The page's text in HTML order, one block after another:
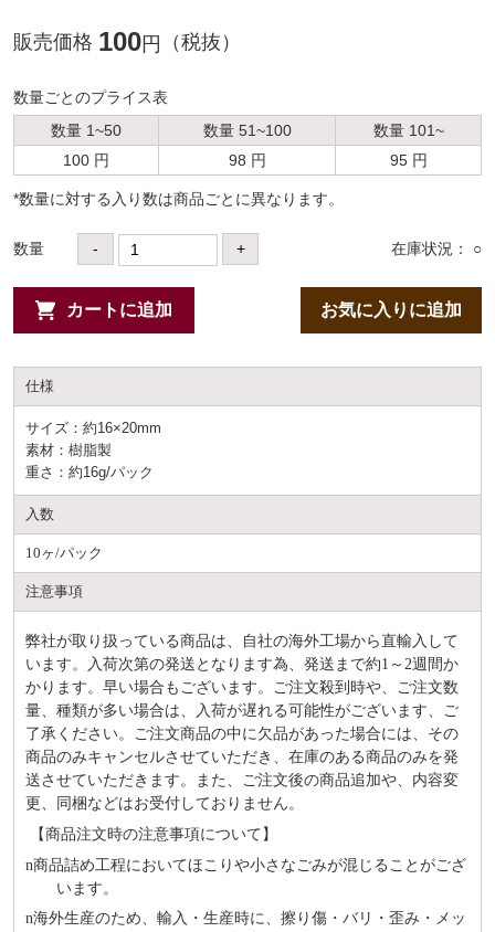
販売価格 100円 （税抜）
数量ごとのプライス表
数量 1~50
数量 51~100
数量 101~
100 円
98 円 95 円
*数量に対する⼊り数は商品ごとに異なります。
数量 - + 在庫状況： ○
カートに追加 お気に入りに追加
仕様
サイズ：約16×20mm
素材：樹脂製
重さ：約16g/パック
入数
10ヶ/パック
注意事項
弊社が取り扱っている商品は、自社の海外工場から直輸入して
います。入荷次第の発送となります為、発送まで約1～2週間か
かります。早い場合もございます。ご注文殺到時や、ご注文数
量、種類が多い場合は、入荷が遅れる可能性がございます、ご
了承ください。ご注文商品の中に欠品があった場合には、その
商品のみキャンセルさせていただき、在庫のある商品のみを発
送させていただきます。また、ご注文後の商品追加や、内容変
更、同梱などはお受付しておりません。
【商品注文時の注意事項について】
n商品詰め⼯程においてほこりや⼩さなごみが混じることがござ
います。
n海外⽣産のため、輸⼊・⽣産時に、擦り傷・バリ・歪み・メッ